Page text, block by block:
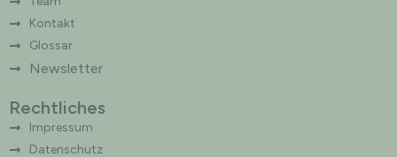
Kontakt
Glossar
Newsletter
Rechtliches
Impressum
Datenschutz